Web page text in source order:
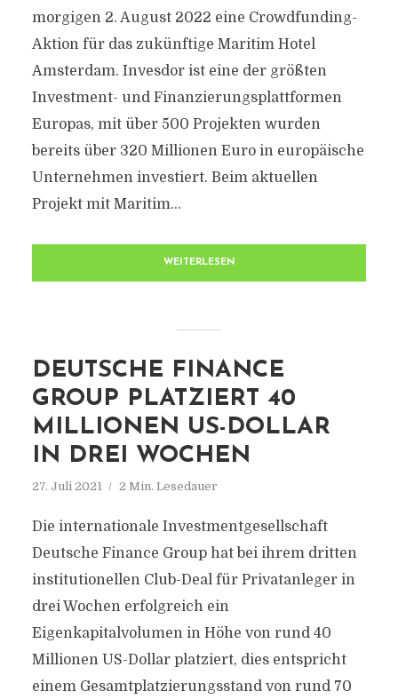
morgigen 2. August 2022 eine Crowdfunding-
Aktion für das zukünftige Maritim Hotel
Amsterdam. Invesdor ist eine der größten
Investment- und Finanzierungsplattformen
Europas, mit über 500 Projekten wurden
bereits über 320 Millionen Euro in europäische
Unternehmen investiert. Beim aktuellen
Projekt mit Maritim...
WEITERLESEN
DEUTSCHE FINANCE
GROUP PLATZIERT 40
MILLIONEN US-DOLLAR
IN DREI WOCHEN
27. Juli 2021 2 Min. Lesedauer
Die internationale Investmentgesellschaft
Deutsche Finance Group hat bei ihrem dritten
institutionellen Club-Deal für Privatanleger in
drei Wochen erfolgreich ein
Eigenkapitalvolumen in Höhe von rund 40
Millionen US-Dollar platziert, dies entspricht
einem Gesamtplatzierungsstand von rund 70